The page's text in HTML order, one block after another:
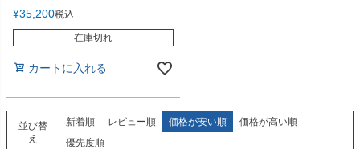
¥35,200税込
在庫切れ
カートに入れる
並び替
え
新着順 レビュー順 価格が安い順
価格が高い順
優先度順